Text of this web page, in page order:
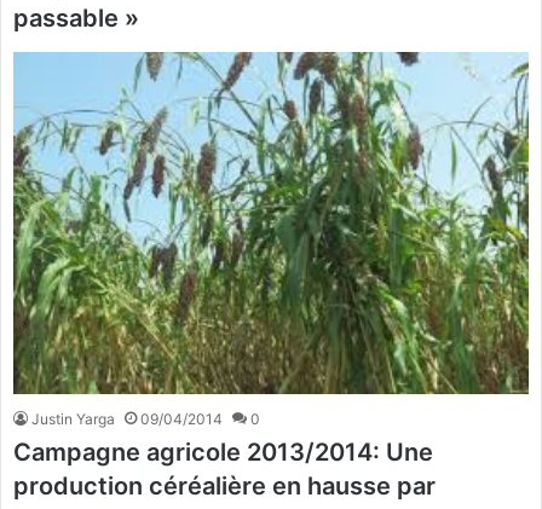
passable »
Justin Yarga 09/04/2014 0
Campagne agricole 2013/2014: Une
production céréalière en hausse par